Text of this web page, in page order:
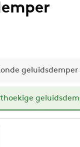
geluidsdemper